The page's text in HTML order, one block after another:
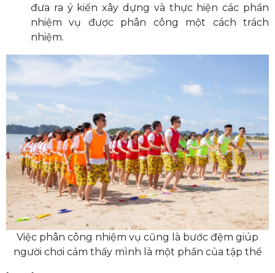
đưa ra ý kiến xây dựng và thực hiện các phần
nhiệm vụ được phân công một cách trách
nhiệm.
Việc phân công nhiệm vụ cũng là bước đệm giúp
người chơi cảm thấy mình là một phần của tập thể